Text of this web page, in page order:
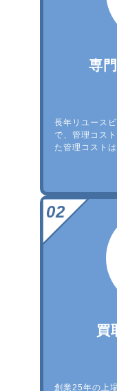
専
長年リユース
で、管理コス
た管理コスト
買
創業25年の上